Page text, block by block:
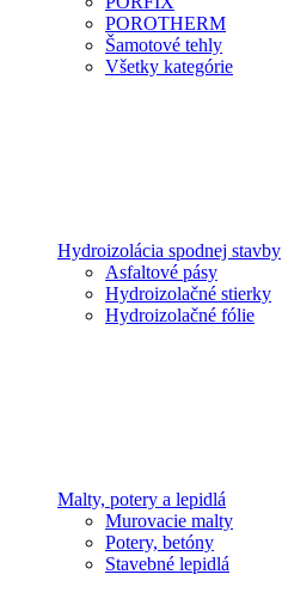
POROTHERM
Šamotové tehly
Všetky kategórie
Hydroizolácia spodnej stavby
Asfaltové pásy
Hydroizolačné stierky
Hydroizolačné fólie
Malty, potery a lepidlá
Murovacie malty
Potery, betóny
Stavebné lepidlá